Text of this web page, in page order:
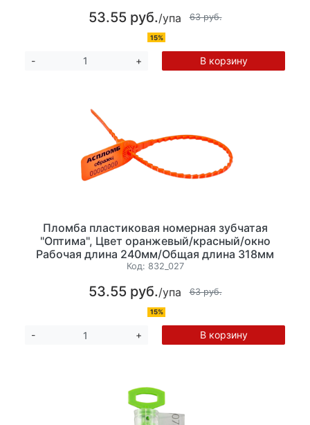
53.55 руб./упа 63 руб.
15%
- + В корзину
Пломба пластиковая номерная зубчатая
"Оптима", Цвет оранжевый/красный/окно
Рабочая длина 240мм/Общая длина 318мм
Диаметр гибкого элемента 3,4мм. 10 шт/уп
Код: 832_027
53.55 руб./упа 63 руб.
15%
- + В корзину